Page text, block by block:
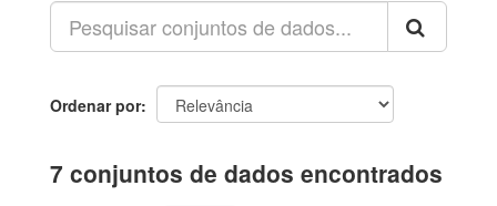
Ordenar por
7 conjuntos de dados encontrados